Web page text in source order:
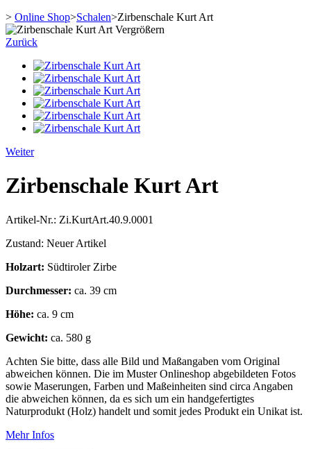
> Online Shop>Schalen>Zirbenschale Kurt Art
Vergrößern
Zurück
Weiter
Zirbenschale Kurt Art
Artikel-Nr.: Zi.KurtArt.40.9.0001
Zustand: Neuer Artikel
Holzart: Südtiroler Zirbe
Durchmesser: ca. 39 cm
Höhe: ca. 9 cm
Gewicht: ca. 580 g
Achten Sie bitte, dass alle Bild und Maßangaben vom Original
abweichen können. Die im Muster Onlineshop abgebildeten Fotos
sowie Maserungen, Farben und Maßeinheiten sind circa Angaben
die abweichen können, da es sich um ein handgefertigtes
Naturprodukt (Holz) handelt und somit jedes Produkt ein Unikat ist.
Mehr Infos